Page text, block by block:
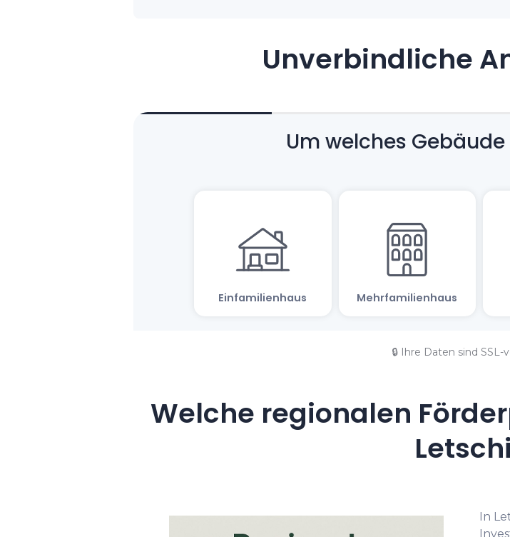
Unverbindliche
🔒 Ihre Daten sind SSL-
Welche regionalen
In